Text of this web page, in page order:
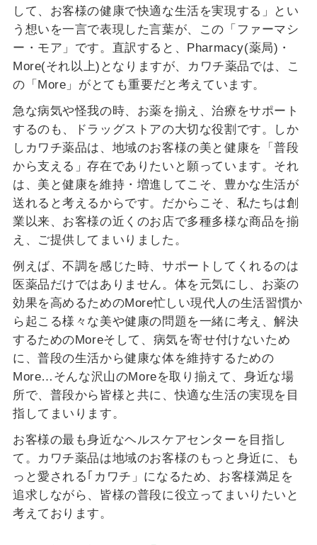
して、お客様の健康で快適な生活を実現する」とい
う想いを一言で表現した言葉が、この「ファーマシ
ー・モア」です。 直訳すると、Pharmacy(薬局)・
More(それ以上)となりますが、カワチ薬品では、こ
の「More」がとても重要だと考えています。
急な病気や怪我の時、お薬を揃え、治療をサポート
するのも、ドラッグストアの大切な役割です。
しか
しカワチ薬品は、地域のお客様の美と健康を「普段
から支える」存在でありたいと願っています。それ
は、美と健康を維持・増進してこそ、豊かな生活が
送れると考えるからです。 だからこそ、私たちは創
業以来、お客様の近くのお店で多種多様な商品を揃
え、ご提供してまいりました。
例えば、不調を感じた時、サポートしてくれるのは
医薬品だけではありません。 体を元気にし、お薬の
効果を高めるためのMore忙しい現代人の生活習慣か
ら起こる様々な美や健康の問題を一緒に考え、解決
するためのMoreそして、病気を寄せ付けないため
に、普段の生活から健康な体を維持するための
More…そんな沢山のMoreを取り揃えて、身近な場
所で、普段から皆様と共に、快適な生活の実現を目
指してまいります。
お客様の最も身近なヘルスケアセンターを目指し
て。カワチ薬品は地域のお客様のもっと身近に、も
っと愛される｢カワチ」になるため、お客様満足を
追求しながら、皆様の普段に役立ってまいりたいと
考えております。